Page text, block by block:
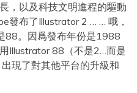
，以及科技文明進程的驅動
發布了Illustrator 2 … … 哦，
88。因爲發布年份是1988
Illustrator 88（不是2…而是
現了對其他平台的升級和